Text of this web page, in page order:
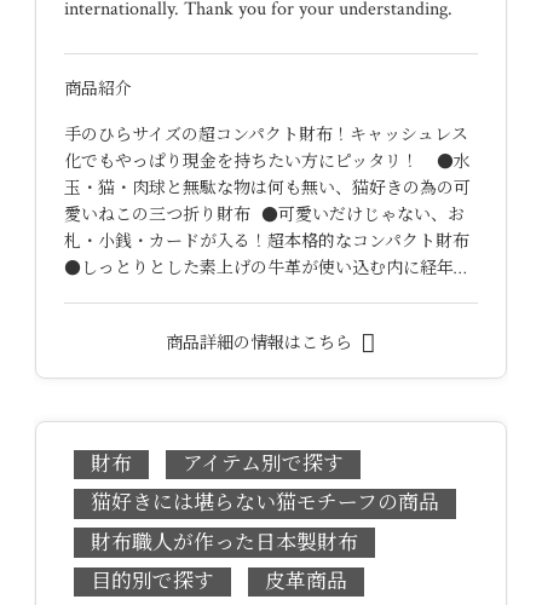
internationally. Thank you for your understanding.
商品紹介
手のひらサイズの超コンパクト財布！キャッシュレス
化でもやっぱり現金を持ちたい方にピッタリ！ ●水
玉・猫・肉球と無駄な物は何も無い、猫好きの為の可
愛いねこの三つ折り財布 ●可愛いだけじゃない、お
札・小銭・カードが入る！超本格的なコンパクト財布
●しっとりとした素上げの牛革が使い込む内に経年…
商品詳細の情報はこちら
財布
アイテム別で探す
猫好きには堪らない猫モチーフの商品
財布職人が作った日本製財布
目的別で探す
皮革商品